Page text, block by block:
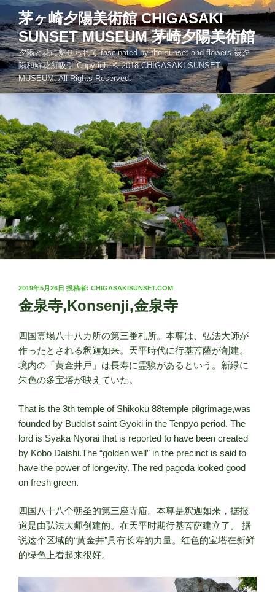
コ
ン
テ
ン
ツ
へ
ス
ッ
プ
茅ヶ崎夕陽美術館 CHIGASAKI
SUNSET MUSEUM 茅崎夕陽美術館
夕陽と花に魅せられて fascinated by the sunset and flowers 被夕
陽和鮮花所吸引 Copyright © 2018 CHIGASAKI SUNSET
MUSEUM. All Rights Reserved.
投
稿
日:
2019年5月26日 投稿者: CHIGASAKISUNSET.COM
金泉寺,Konsenji,金泉寺
四国霊場八十八カ所の第三番札所。本尊は、弘法大師が
作ったとされる釈迦如来。天平時代に行基菩薩が創建。
境内の「黄金井戸」は長寿に霊験があるという。新緑に
朱色の多宝塔が映えていた。
That is the 3th temple of Shikoku 88temple pilgrimage,was
founded by Buddist saint Gyoki in the Tenpyo period. The
lord is Syaka Nyorai that is reported to have been created
by Kobo Daishi.The “golden well” in the precinct is said to
have the power of longevity. The red pagoda looked good
on fresh green.
四国八十八个朝圣的第三座寺庙。本尊是釈迦如来，据报
道是由弘法大师创建的。在天平时期行基菩萨建立了。 据
说这个区域的“黄金井”具有长寿的力量。红色的宝塔在新鲜
的绿色上看起来很好。